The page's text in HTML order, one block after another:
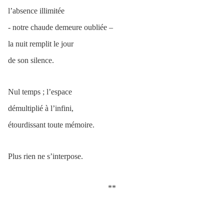
l’absence illimitée
- notre chaude demeure oubliée –
la nuit remplit le jour
de son silence.
Nul temps ; l’espace
démultiplié à l’infini,
étourdissant toute mémoire.
Plus rien ne s’interpose.
**